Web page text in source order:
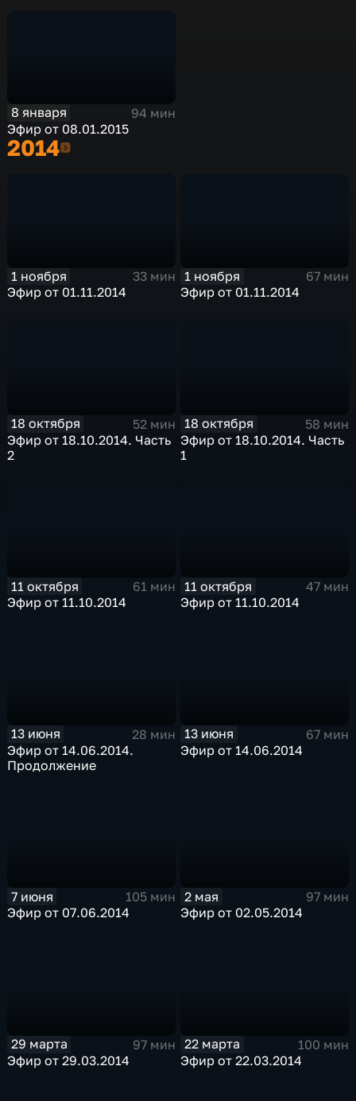
8 января
94 мин
Эфир от 08.01.2015
20142014
1 ноября
33 мин
Эфир от 01.11.2014
1 ноября
67 мин
Эфир от 01.11.2014
18 октября
52 мин
Эфир от 18.10.2014. Часть
2
18 октября
58 мин
Эфир от 18.10.2014. Часть
1
11 октября
61 мин
Эфир от 11.10.2014
11 октября
47 мин
Эфир от 11.10.2014
13 июня
28 мин
Эфир от 14.06.2014.
Продолжение
13 июня
67 мин
Эфир от 14.06.2014
7 июня
105 мин
Эфир от 07.06.2014
2 мая
97 мин
Эфир от 02.05.2014
29 марта
97 мин
Эфир от 29.03.2014
22 марта
100 мин
Эфир от 22.03.2014